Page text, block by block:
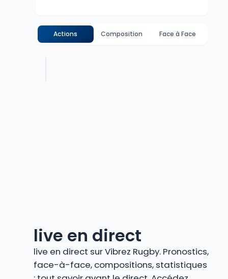
Actions Composition Face à Face
live en direct
live en direct sur Vibrez Rugby. Pronostics,
face-à-face, compositions, statistiques